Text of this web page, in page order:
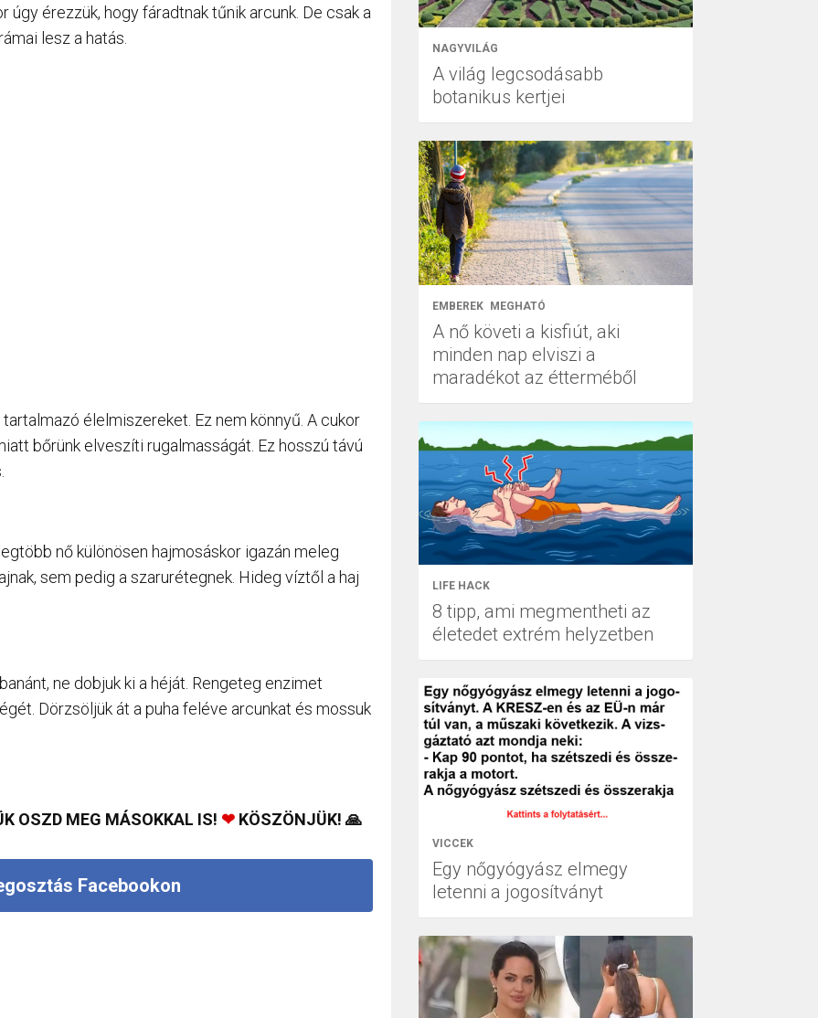
úgy érezzük, hogy fáradtnak tűnik arcunk. De csak a
lesz a hatás.
élelmiszereket. Ez nem könnyű. A cukor
bőrünk elveszíti rugalmasságát. Ez hosszú távú
nő különösen hajmosáskor igazán meleg
sem pedig a szarurétegnek. Hideg víztől a haj
ne dobjuk ki a héját. Rengeteg enzimet
Dörzsöljük át a puha feléve arcunkat és mossuk
OSZD MEG MÁSOKKAL IS! ❤KÖSZÖNJÜK! 🙏
Facebookon
NAGYVILÁG
A világ legcsodásabb
botanikus kertjei
EMBEREK MEGHATÓ
A nő követi a kisfiút, aki
minden nap elviszi a
maradékot az étterméből
LIFE HACK
8 tipp, ami megmentheti az
életedet extrém helyzetben
VICCEK
Egy nőgyógyász elmegy
letenni a jogosítványt